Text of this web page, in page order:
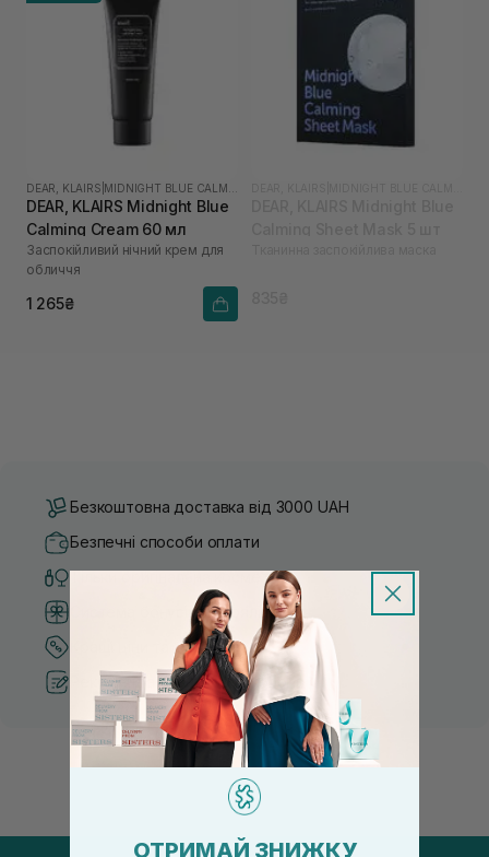
DEAR, KLAIRS
DEAR, KLAIRS Midnight Blue
Calming Cream 60 мл
Заспокійливий нічний крем для
обличчя
1 265₴
Безкоштовна доставка від 3000 UAH
Безпечні способи оплати
Тільки оригінальна косметика
Система бонусів та лояльності
Кращі ціни та топ товари
Рекомендації від косметологів
ОТРИМАЙ ЗНИЖКУ